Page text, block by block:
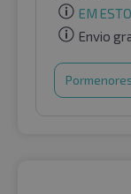
EM
Envio